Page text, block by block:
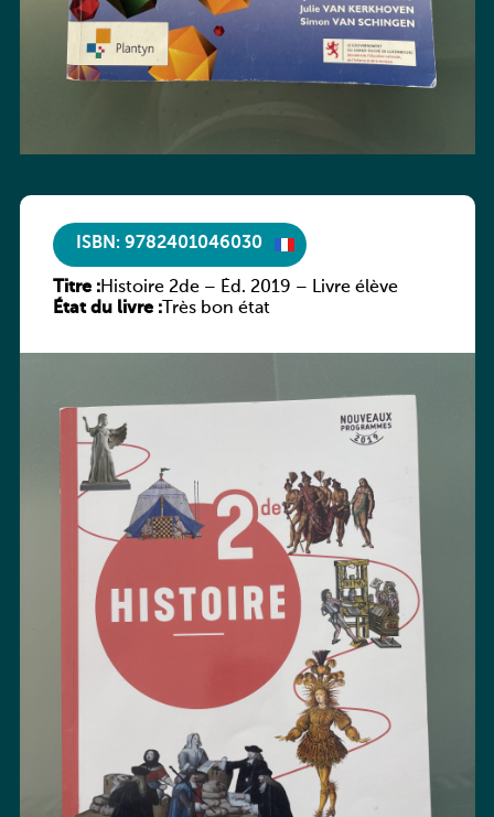
ISBN: 9782401046030
Titre :Histoire 2de – Éd. 2019 – Livre élève
État du livre :Très bon état